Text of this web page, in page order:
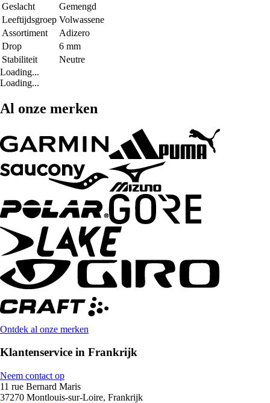
Geslacht
Gemengd
Leeftijdsgroep Volwassene
Assortiment
Adizero
Drop
6 mm
Stabiliteit
Neutre
Loading...
Loading...
Al onze merken
Ontdek al onze merken
Klantenservice in Frankrijk
Neem contact op
11 rue Bernard Maris
37270 Montlouis-sur-Loire, Frankrijk